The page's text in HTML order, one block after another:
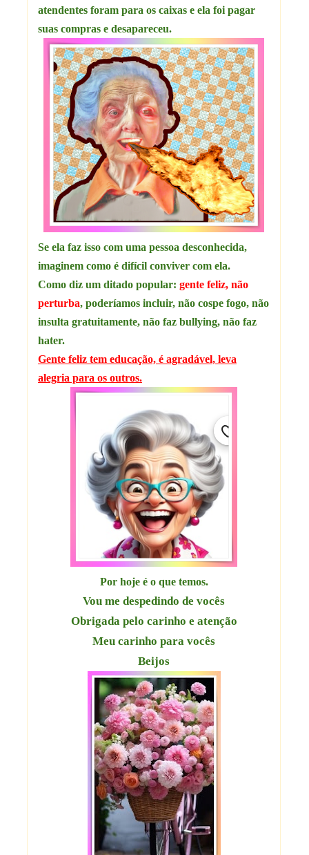
atendentes foram para os caixas e ela foi pagar
suas compras e desapareceu.
Se ela faz isso com uma pessoa desconhecida,
imaginem como é difícil conviver com ela.
Como diz um ditado popular: gente feliz, não
perturba, poderíamos incluir, não cospe fogo, não
insulta gratuitamente, não faz bullying, não faz
hater.
Gente feliz tem educação, é agradável, leva
alegria para os outros.
Por hoje é o que temos.
Vou me despedindo de vocês
Obrigada pelo carinho e atenção
Meu carinho para vocês
Beijos